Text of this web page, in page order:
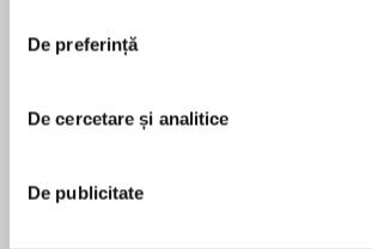
De preferință
De cercetare și analitice
De publicitate
is put in charge of caring for her
over a school vacation. But
more than she bargained for
goes missing!
Amelia Bedelia is left in charge of
a hamster named Harry—over
MAI MULT
Herman Parish (1953-2024) was in